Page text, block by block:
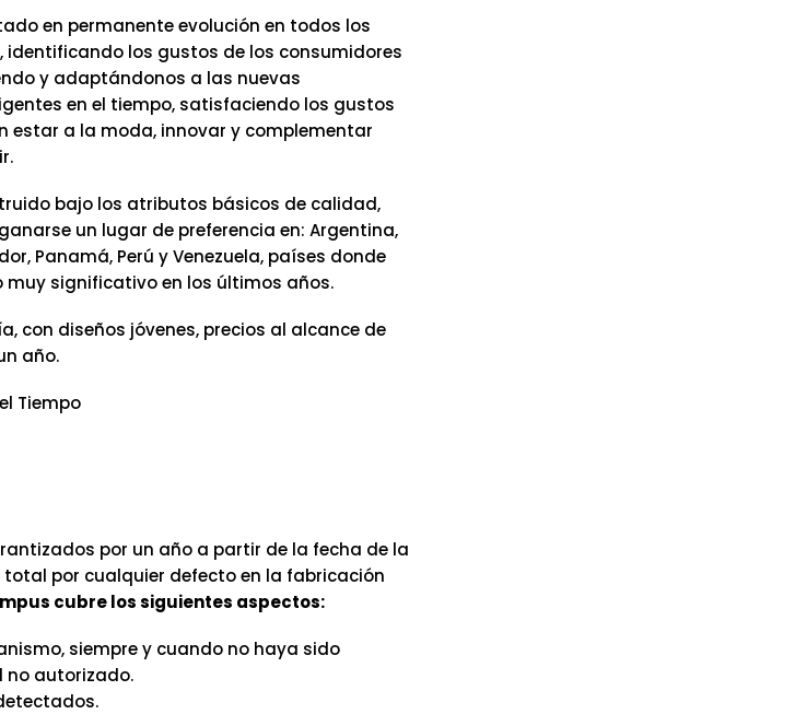
en permanente evolución en todos los
identificando los gustos de los consumidores
y adaptándonos a las nuevas
en el tiempo, satisfaciendo los gustos
estar a la moda, innovar y complementar
bajo los atributos básicos de calidad,
un lugar de preferencia en: Argentina,
Panamá, Perú y Venezuela, países donde
significativo en los últimos años.
con diseños jóvenes, precios al alcance de
año.
Tiempo
por un año a partir de la fecha de la
por cualquier defecto en la fabricación
cubre los siguientes aspectos:
siempre y cuando no haya sido
no autorizado.